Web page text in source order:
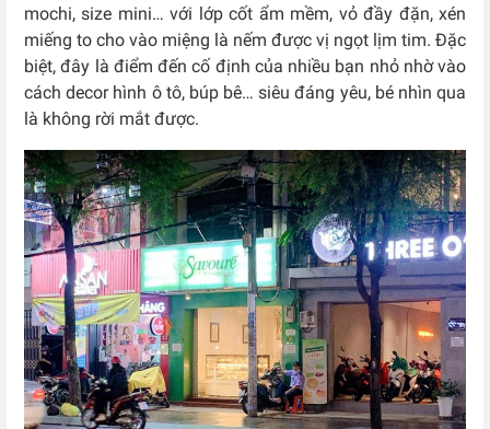
mochi, size mini… với lớp cốt ẩm mềm, vỏ đầy đặn, xén
miếng to cho vào miệng là nếm được vị ngọt lịm tim. Đặc
biệt, đây là điểm đến cố định của nhiều bạn nhỏ nhờ vào
cách decor hình ô tô, búp bê… siêu đáng yêu, bé nhìn qua
là không rời mắt được.